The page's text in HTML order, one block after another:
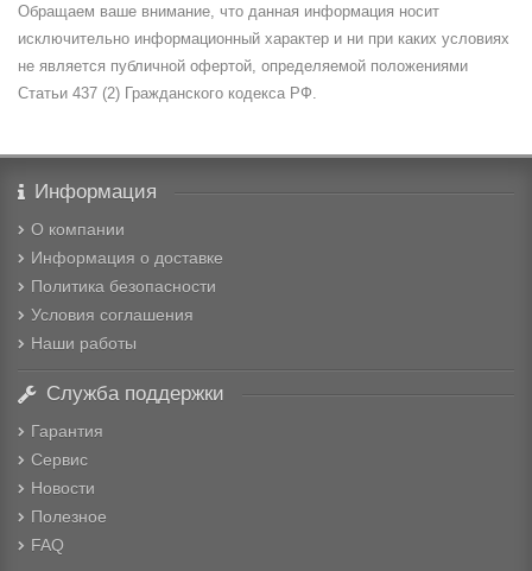
Обращаем ваше внимание, что данная информация носит
исключительно информационный характер и ни при каких условиях
не является публичной офертой, определяемой положениями
Статьи 437 (2) Гражданского кодекса РФ.
Информация
О компании
Информация о доставке
Политика безопасности
Условия соглашения
Наши работы
Служба поддержки
Гарантия
Сервис
Новости
Полезное
FAQ